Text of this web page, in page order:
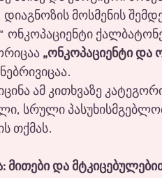
მოსმენის
ონკოპაციენტი
„ონკოპაციენტი და
ამ კითხვაზე
სრული
თქმას.
და